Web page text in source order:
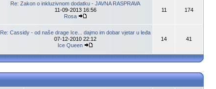
Re: Zakon o inkluzivnom dodatku - JAVNA RASPRAVA
11-09-2013 16:56
Rosa
11 174
Re: Cassidy - od naše drage Ice... dajmo im dobar vjetar u leđa
07-12-2010 22:12
Ice Queen
14 41